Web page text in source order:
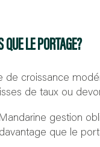
LE PORTAGE?
croissance
de taux ou
gestion
que le